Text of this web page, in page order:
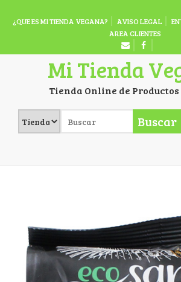
¿QUE ES MI TIENDA VEGANA? AVISO LEGAL
AREA CLIENTES
Mi Tienda
Tienda Online de Productos
Buscar